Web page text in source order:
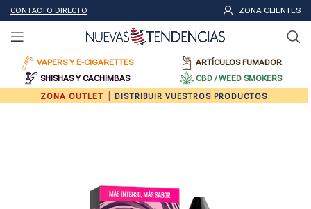
CONTACTO DIRECTO ZONA CLIENTES
VAPERS Y E-CIGARETTES
ARTÍCULOS FUMADOR
SHISHAS Y CACHIMBAS
CBD / WEED SMOKERS
ZONA OUTLET
DISTRIBUIR VUESTROS PRODUCTOS